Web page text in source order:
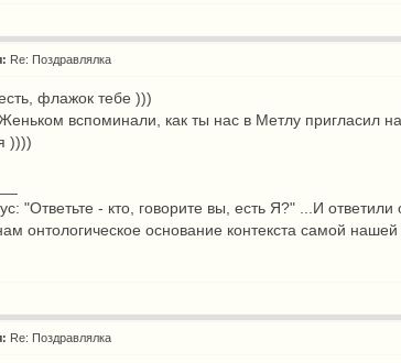
Re: Поздравлялка
флажок тебе )))
вспоминали, как ты нас в Метлу пригласил
))))
"Ответьте - кто, говорите вы, есть Я?" ...И
онтологическое основание контекста самой
Re: Поздравлялка